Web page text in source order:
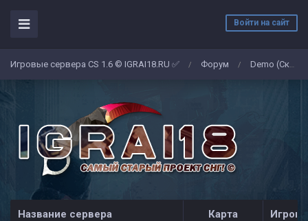
Войти на сайт
Игровые сервера CS 1.6 © IGRAI18.RU ✅ / Форум / Demo (Скриншоты)
Название сервера Карта